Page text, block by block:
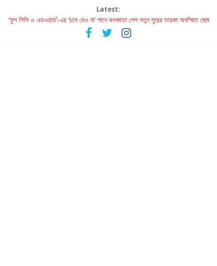
Latest:
‘ফুল পিসি ও এডওয়ার্ড’-এর ‘চলে যেও না’ গানে কলকাতা পেল নতুন সুরের তারকা অনস্মিতা ঘোষ
রবীন্দ্রনাথ ও গুলজারের সৃষ্টির মেলবন্ধনে মুগ্ধ করল ‘দুই তারার দোতারা’
কলের গান থেকে রীলস্ — বাঙালির গান শোনার বিবর্তনের গল্প